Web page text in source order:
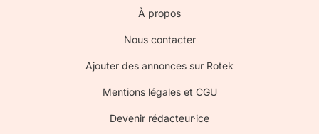
À propos
Nous contacter
Ajouter des annonces sur Rotek
Mentions légales et CGU
Devenir rédacteur·ice